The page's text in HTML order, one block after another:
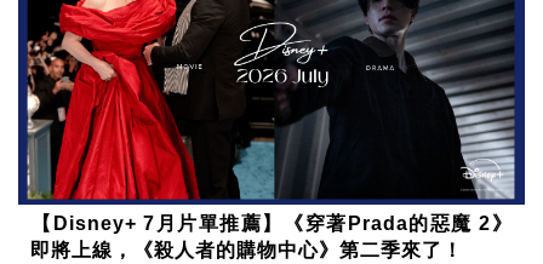
【Disney+ 7月片單推薦】《穿著Prada的惡魔 2》
即將上線，《殺人者的購物中心》第二季來了！